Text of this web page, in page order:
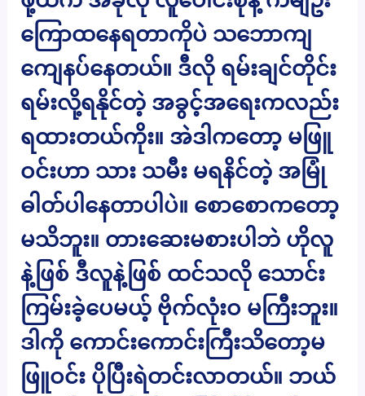
ကြောထနေရတာကိုပဲ သဘောကျ
ကျေနပ်နေတယ်။ ဒီလို ရမ်းချင်တိုင်း
ရမ်းလို့ရနိုင်တဲ့ အခွင့်အရေးကလည်း
ရထားတယ်ကိုး။ အဲဒါကတော့ မဖြူ
ဝင်းဟာ သား သမီး မရနိင်တဲ့ အမြုံ
ဓါတ်ပါနေတာပါပဲ။ စောစောကတော့
မသိဘူး။ တားဆေးမစားပါဘဲ ဟိုလူ
နဲ့ဖြစ် ဒီလူနဲ့ဖြစ် ထင်သလို သောင်း
ကြမ်းခဲ့ပေမယ့် ဗိုက်လုံးဝ မကြီးဘူး။
ဒါကို ကောင်းကောင်းကြီးသိတော့မ
ဖြူဝင်း ပိုပြီးရဲတင်းလာတယ်။ ဘယ်